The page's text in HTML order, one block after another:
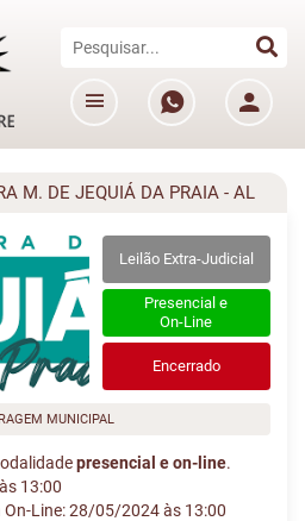
M. DE JEQUIÁ DA PRAIA - AL
Leilão Extra-Judicial
Presencial e
On-Line
Encerrado
MUNICIPAL
presencial e on-line.
13:00
On-Line: 28/05/2024 às 13:00